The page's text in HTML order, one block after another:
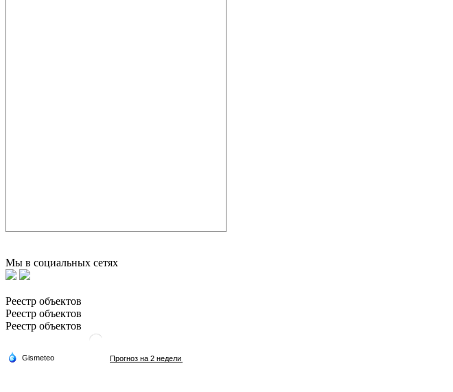
Мы в социальных сетях
Реестр объектов
Реестр объектов
Реестр объектов